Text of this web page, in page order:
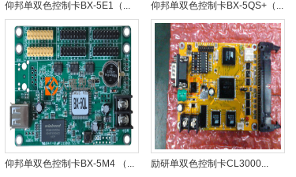
仰邦单双色控制卡BX-5E1（... 仰邦单双色控制卡BX-5QS+（...
仰邦单双色控制卡BX-5M4 （... 励研单双色控制卡CL3000...